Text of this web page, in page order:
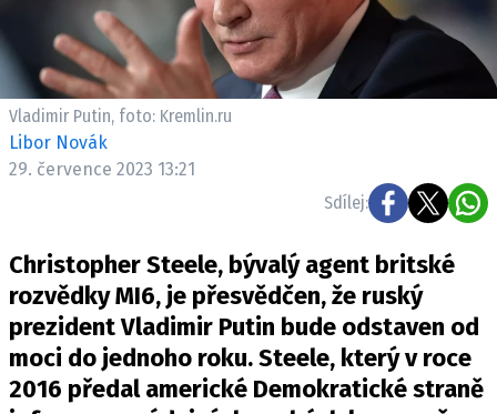
SLEDUJTE NÁS NA |
Máte příběh, fotku nebo video?
Pošlete e-mail na newsbox.cz
KONTAKT
VYDAVATEL
INZERCE
OSOBNÍ ÚDAJE / COOKIES
VOLNÁ MÍSTA
Vladimir Putin, foto: Kremlin.ru
Libor Novák
29. července 2023 13:21
Sdílej:
Christopher Steele, bývalý agent britské
rozvědky MI6, je přesvědčen, že ruský
prezident Vladimir Putin bude odstaven od
moci do jednoho roku. Steele, který v roce
2016 předal americké Demokratické straně